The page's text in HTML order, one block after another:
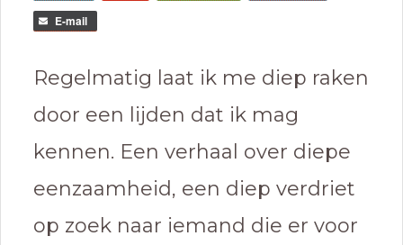
E-mail
Regelmatig laat ik me diep raken
door een lijden dat ik mag
kennen. Een verhaal over diepe
eenzaamheid, een diep verdriet
op zoek naar iemand die er voor